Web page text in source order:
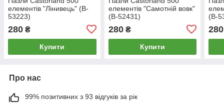
елементів "Лінивець" (B-
53223)
280 ₴
Купити
елементів "Самотній вовк"
(B-52431)
280₴
Купити
(B-
280
Про нас
99% позитивних з 93 відгуків за рік